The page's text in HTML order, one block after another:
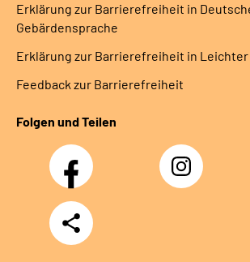
Erklärung zur Barrierefreiheit in
Gebärdensprache
Erklärung zur Barrierefreiheit in Leichter
Feedback zur Barrierefreiheit
Folgen und Teilen
Facebook Instagram
Teilen